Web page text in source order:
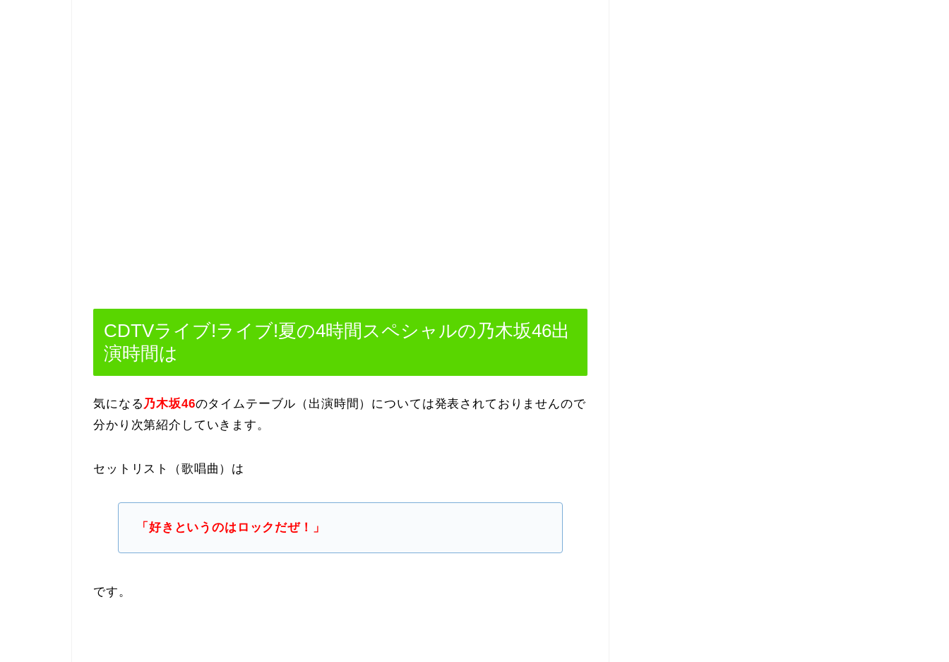
CDTVライブ!ライブ!夏の4時間スペシャルの乃木坂46出
演時間は
気になる乃木坂46のタイムテーブル（出演時間）については発表されておりませんので
分かり次第紹介していきます。
セットリスト（歌唱曲）は
「好きというのはロックだぜ！」
です。